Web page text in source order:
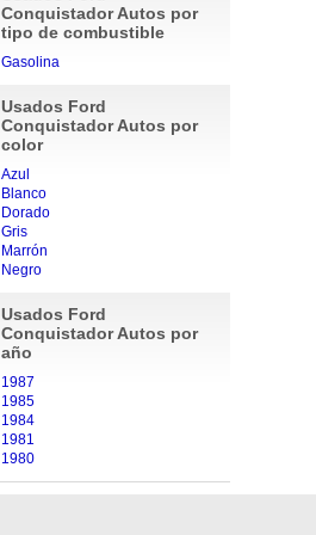
Conquistador Autos por
tipo de combustible
Gasolina
Usados Ford
Conquistador Autos por
color
Azul
Blanco
Dorado
Gris
Marrón
Negro
Usados Ford
Conquistador Autos por
año
1987
1985
1984
1981
1980